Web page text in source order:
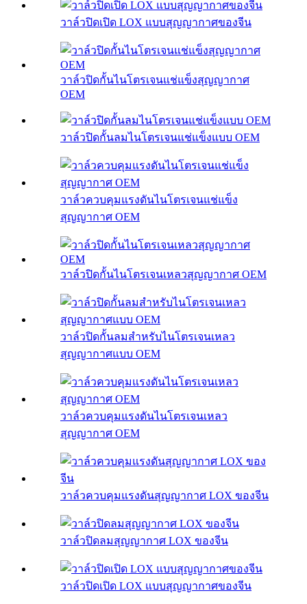
วาล์วปิดเปิด LOX แบบสุญญากาศของจีน
วาล์วปิดกั้นไนโตรเจนแช่แข็งสุญญากาศ
OEM
วาล์วปิดกั้นลมไนโตรเจนแช่แข็งแบบ OEM
วาล์วควบคุมแรงดันไนโตรเจนแช่แข็ง
สุญญากาศ OEM
วาล์วปิดกั้นไนโตรเจนเหลวสุญญากาศ OEM
วาล์วปิดกั้นลมสำหรับไนโตรเจนเหลว
สุญญากาศแบบ OEM
วาล์วควบคุมแรงดันไนโตรเจนเหลว
สุญญากาศ OEM
วาล์วควบคุมแรงดันสุญญากาศ LOX ของจีน
วาล์วปิดลมสุญญากาศ LOX ของจีน
วาล์วปิดเปิด LOX แบบสุญญากาศของจีน